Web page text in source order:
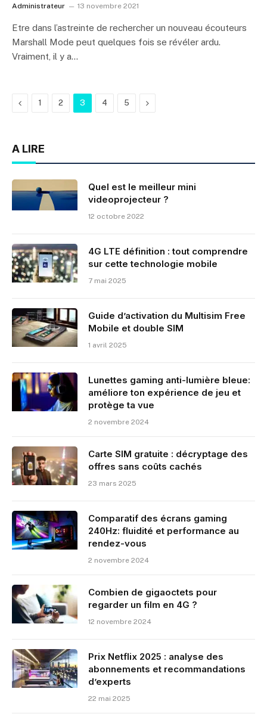
Administrateur 13 novembre 2021
Etre dans l’astreinte de rechercher un nouveau écouteurs
Marshall Mode peut quelques fois se révéler ardu.
Vraiment, il y a…
Previous
1 2 3 4 5 Next
A LIRE
Quel est le meilleur mini
videoprojecteur ?
12 octobre 2022
4G LTE définition : tout comprendre
sur cette technologie mobile
7 mai 2025
Guide d’activation du Multisim Free
Mobile et double SIM
1 avril 2025
Lunettes gaming anti-lumière bleue:
améliore ton expérience de jeu et
protège ta vue
2 novembre 2024
Carte SIM gratuite : décryptage des
offres sans coûts cachés
23 mars 2025
Comparatif des écrans gaming
240Hz: fluidité et performance au
rendez-vous
2 novembre 2024
Combien de gigaoctets pour
regarder un film en 4G ?
12 novembre 2024
Prix Netflix 2025 : analyse des
abonnements et recommandations
d’experts
22 mai 2025